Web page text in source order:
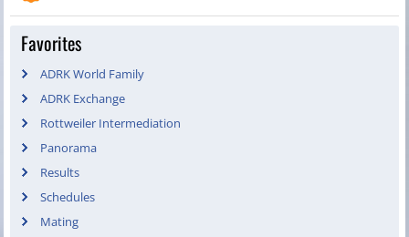
Favorites
ADRK World Family
ADRK Exchange
Rottweiler Intermediation
Panorama
Results
Schedules
Mating